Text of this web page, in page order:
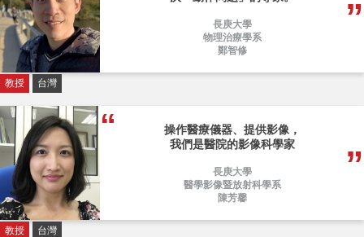
長庚大學
物理治療學系
鄭智修
教授 台灣
操作醫療儀器、提供影像，
我們是醫院的影像科學家
長庚大學
醫學影像暨放射科學系
陳芳馨
教授 台灣